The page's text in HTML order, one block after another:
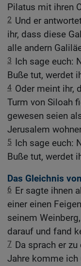
Pilatus mit ihren
2 Und er
ihr, dass diese
alle andern
3 Ich sage euch:
Buße tut, werdet
4 Oder meint ihr,
Turm von Siloah
gewesen seien
Jerusalem
5 Ich sage euch:
Buße tut, werdet
Das Gleichnis
6 Er sagte ihnen
einer einen
seinem
darauf und fand
7 Da sprach er
Jahre komme ich